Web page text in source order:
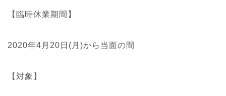
【臨時休業期間】
2020年4月20日(月)から当面の間
【対象】